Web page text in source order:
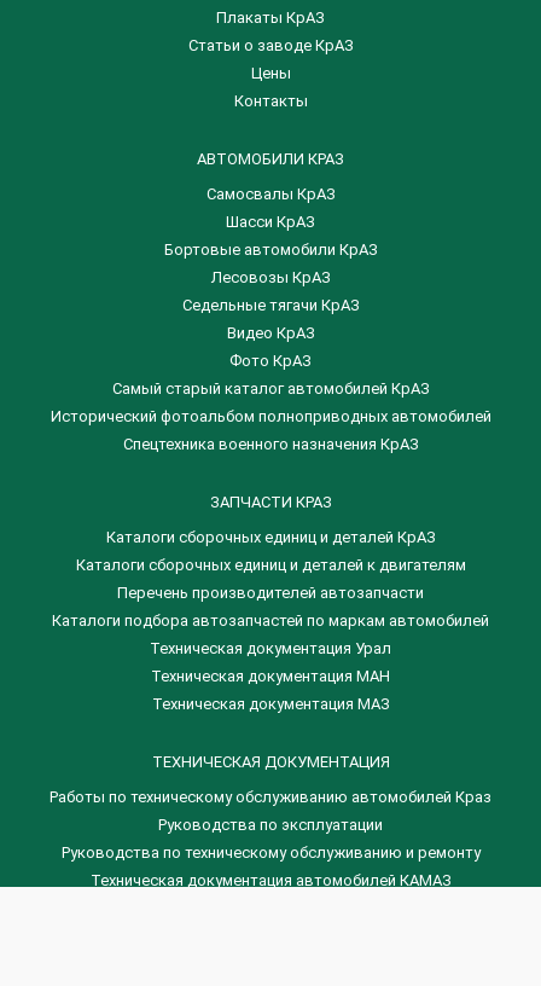
Плакаты КрАЗ
Статьи о заводе КрАЗ
Цены
Контакты
АВТОМОБИЛИ КРАЗ
Самосвалы КрАЗ
Шасси КрАЗ
Бортовые автомобили КрАЗ
Лесовозы КрАЗ
Седельные тягачи КрАЗ
Видео КрАЗ
Фото КрАЗ
Самый старый каталог автомобилей КрАЗ
Исторический фотоальбом полноприводных автомобилей
Спецтехника военного назначения КрАЗ
ЗАПЧАСТИ КРАЗ
Каталоги сборочных единиц и деталей КрАЗ
​Каталоги сборочных единиц и деталей к двигателям
Перечень производителей автозапчасти
Каталоги подбора автозапчастей по маркам автомобилей
Техническая документация Урал
Техническая документация МАН
Техническая документация МАЗ
ТЕХНИЧЕСКАЯ ДОКУМЕНТАЦИЯ
Работы по техническому обслуживанию автомобилей Краз
Руководства по эксплуатации
Руководства по техническому обслуживанию и ремонту
Техническая документация автомобилей КАМАЗ